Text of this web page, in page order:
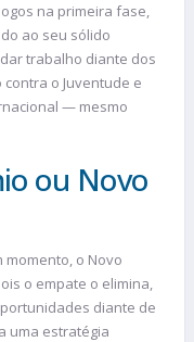
na primeira fase,
ao seu sólido
trabalho diante dos
o Juventude e
— mesmo
ou Novo
momento, o Novo
o empate o elimina,
diante de
uma estratégia